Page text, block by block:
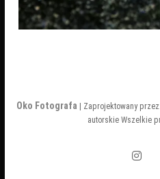
Oko Fotografa | Zaprojektowany przez:
autorskie Wszelkie